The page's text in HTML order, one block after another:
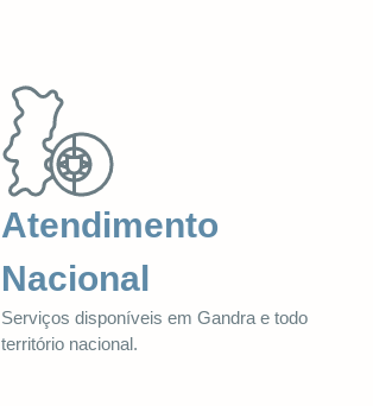
Atendimento
Nacional
Serviços disponíveis em Gandra e todo
território nacional.